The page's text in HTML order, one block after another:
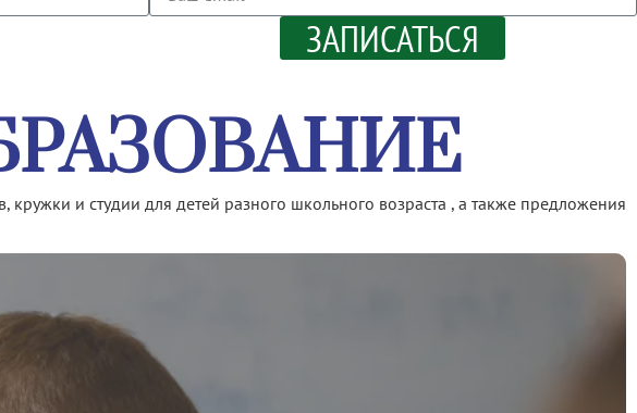
ЗАПИСАТЬСЯ
кружки и студии для детей разного школьного возраста , а также предложения